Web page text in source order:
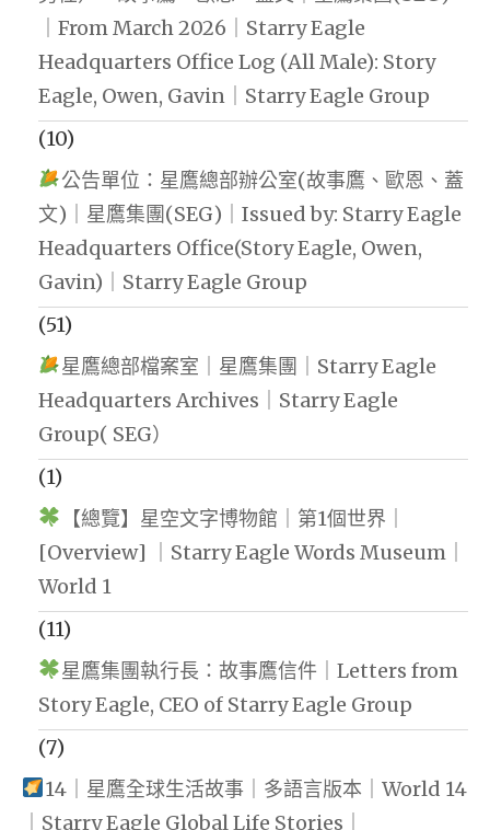
｜From March 2026｜Starry Eagle
Headquarters Office Log (All Male): Story
Eagle, Owen, Gavin｜Starry Eagle Group
(10)
公告單位：星鷹總部辦公室(故事鷹、歐恩、蓋
文)｜星鷹集團(SEG)｜Issued by: Starry Eagle
Headquarters Office(Story Eagle, Owen,
Gavin)｜Starry Eagle Group
(51)
星鷹總部檔案室｜星鷹集團｜Starry Eagle
Headquarters Archives｜Starry Eagle
Group( SEG）
(1)
【總覽】星空文字博物館｜第1個世界｜
[Overview] ｜Starry Eagle Words Museum｜
World 1
(11)
星鷹集團執行長：故事鷹信件｜Letters from
Story Eagle, CEO of Starry Eagle Group
(7)
14｜星鷹全球生活故事｜多語言版本｜World 14
｜Starry Eagle Global Life Stories｜